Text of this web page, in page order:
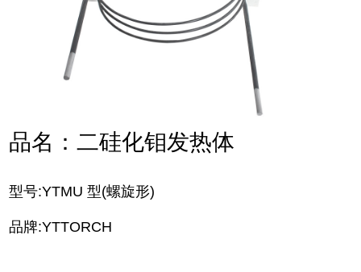
品名：二硅化钼发热体
型号:YTMU 型(螺旋形)
品牌:YTTORCH